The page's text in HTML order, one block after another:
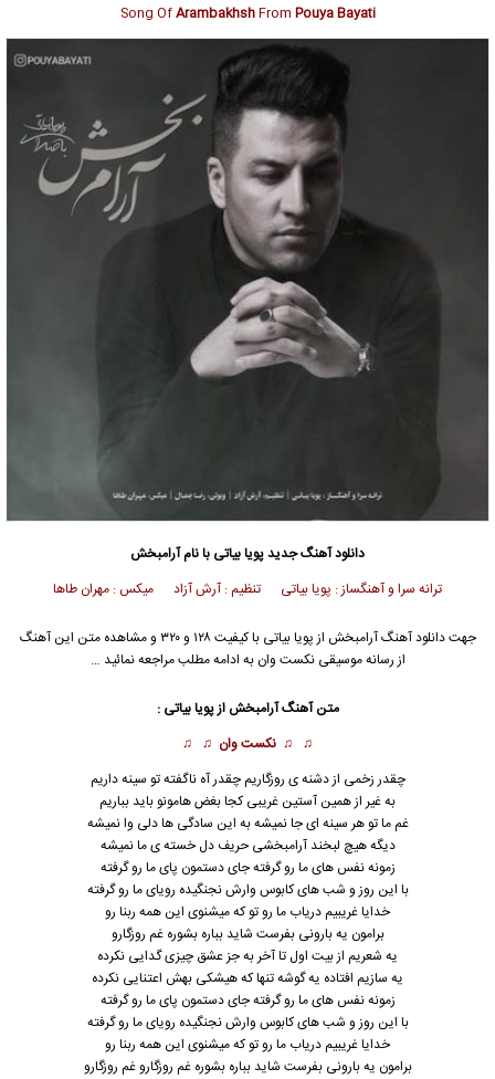
Song OfArambakhshFrom Pouya Bayati
دانلود آهنگ جدیدپویا بیاتی با نام آرامبخش
ترانه سرا و آهنگساز : پویا بیاتی تنظیم : آرش آزاد میکس : مهران طاها
جهت دانلود آهنگ آرامبخش از پویا بیاتی
با کیفیت ۱۲۸ و ۳۲۰ و مشاهده متن این آهنگ
از رسانه موسیقی نکست وان به ادامه مطلب مراجعه نمائید …
متن آهنگ آرامبخش ازپویا بیاتی :
♫ ♫ نکست وان ♫ ♫
چقدر زخمی از دشنه ی روزگاریم چقدر آه ناگفته تو سینه داریم
به غیر از همین آستین غریبی کجا بغض هامونو باید بباریم
غم ما تو هر سینه ای جا نمیشه به این سادگی ها دلی وا نمیشه
دیگه هیچ لبخند آرامبخشی حریف دل خسته ی ما نمیشه
زمونه نفس های ما رو گرفته جای دستمون پای ما رو گرفته
با این روز و شب های کابوس وارش نجنگیده رویای ما رو گرفته
خدایا غریبیم دریاب ما رو تو که میشنوی این همه ربنا رو
برامون یه بارونی بفرست شاید بباره بشوره غم روزگارو
یه شعریم از بیت اول تا آخر به جز عشق چیزی گدایی نکرده
یه سازیم افتاده یه گوشه تنها که هیشکی بهش اعتنایی نکرده
زمونه نفس های ما رو گرفته جای دستمون پای ما رو گرفته
با این روز و شب های کابوس وارش نجنگیده رویای ما رو گرفته
خدایا غریبیم دریاب ما رو تو که میشنوی این همه ربنا رو
برامون یه بارونی بفرست شاید بباره بشوره غم روزگارو غم روزگارو